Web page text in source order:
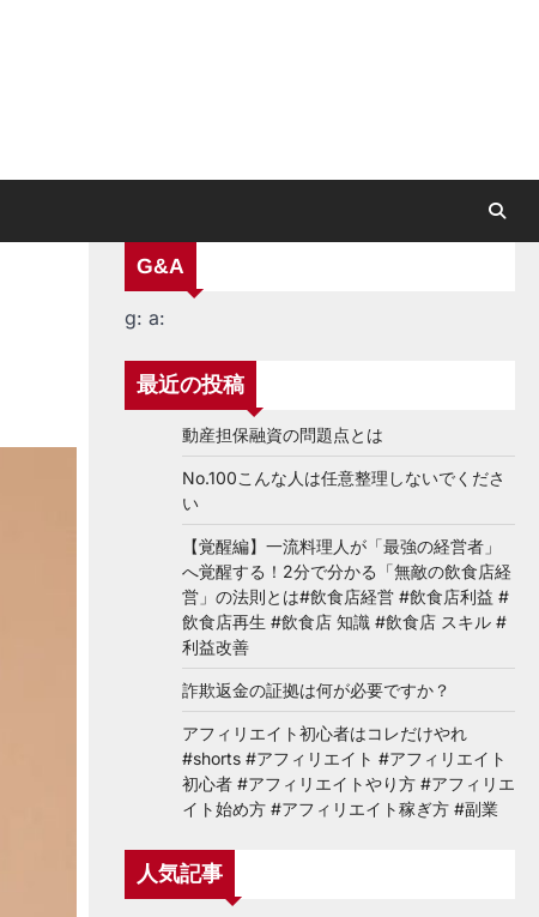
G&A
g: a:
最近の投稿
動産担保融資の問題点とは
No.100こんな人は任意整理しないでくださ
い
【覚醒編】一流料理人が「最強の経営者」
へ覚醒する！2分で分かる「無敵の飲食店経
営」の法則とは#飲食店経営 #飲食店利益 #
飲食店再生 #飲食店 知識 #飲食店 スキル #
利益改善
詐欺返金の証拠は何が必要ですか？
アフィリエイト初心者はコレだけやれ
#shorts #アフィリエイト #アフィリエイト
初心者 #アフィリエイトやり方 #アフィリエ
イト始め方 #アフィリエイト稼ぎ方 #副業
人気記事